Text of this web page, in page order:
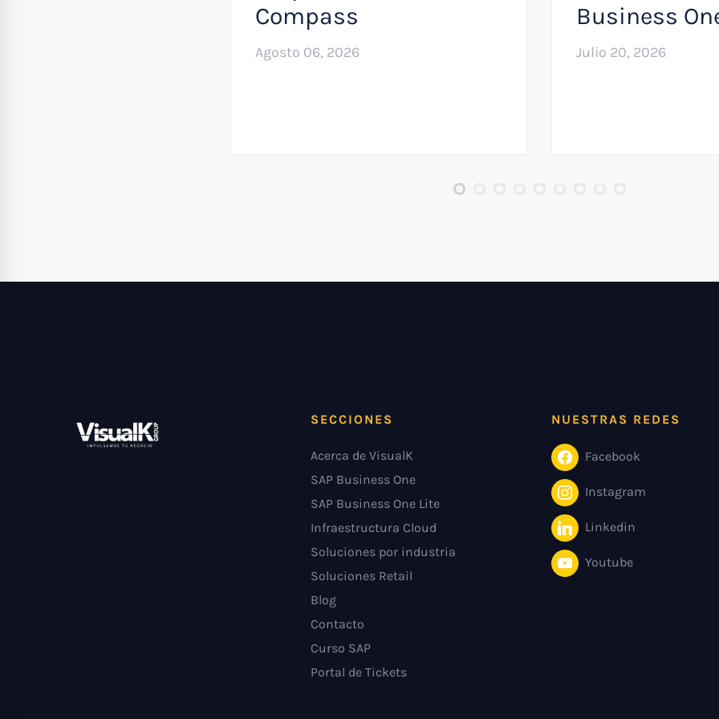
Compass
Agosto 06, 2026
Business
Julio 20, 2026
SECCIONES
Acerca de VisualK
SAP Business One
SAP Business One Lite
Infraestructura Cloud
Soluciones por industria
Soluciones Retail
Blog
Contacto
Curso SAP
Portal de Tickets
NUESTRAS REDES
Facebook
Instagram
Linkedin
Youtube